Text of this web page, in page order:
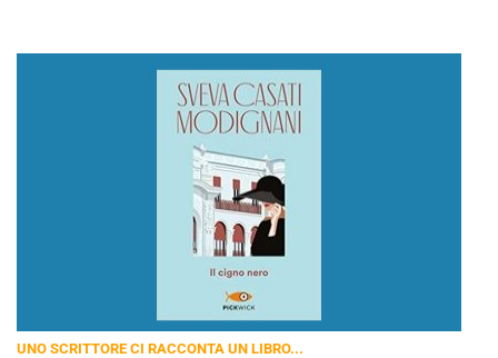
UNO SCRITTORE CI RACCONTA UN LIBRO...